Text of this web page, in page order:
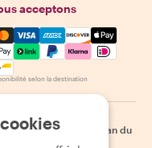
acceptons
Visa, Amex,
selon la destination
| Cookies
Plan du